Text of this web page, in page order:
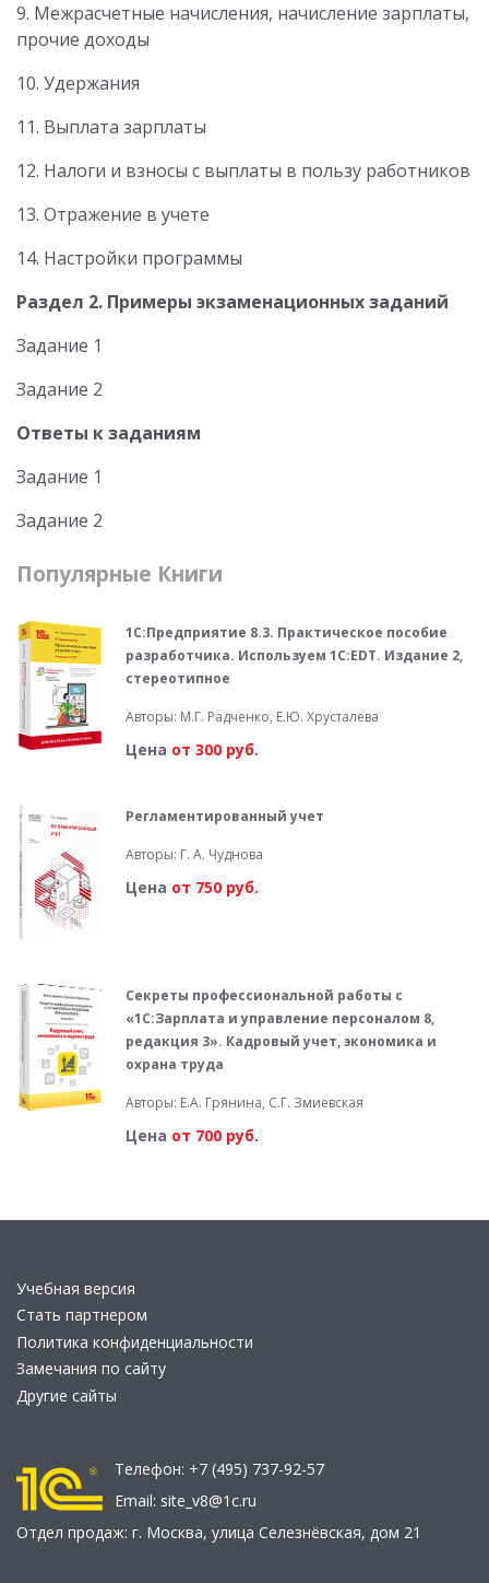
9. Межрасчетные начисления, начисление зарплаты,
прочие доходы
10. Удержания
11. Выплата зарплаты
12. Налоги и взносы с выплаты в пользу работников
13. Отражение в учете
14. Настройки программы
Раздел 2. Примеры экзаменационных заданий
Задание 1
Задание 2
Ответы к заданиям
Задание 1
Задание 2
Популярные Книги
1C:Предприятие 8.3. Практическое пособие
разработчика. Используем 1С:EDT. Издание 2,
стереотипное
Авторы: М.Г. Радченко, Е.Ю. Хрусталева
Цена от 300 руб.
Регламентированный учет
Авторы: Г. А. Чуднова
Цена от 750 руб.
Секреты профессиональной работы с
«1С:Зарплата и управление персоналом 8,
редакция 3». Кадровый учет, экономика и
охрана труда
Авторы: Е.А. Грянина, С.Г. Змиевская
Цена от 700 руб.
Учебная версия
Стать партнером
Политика конфиденциальности
Замечания по сайту
Другие сайты
Телефон: +7 (495) 737-92-57
Email: site_v8@1c.ru
Отдел продаж: г. Москва, улица Селезнёвская, дом 21